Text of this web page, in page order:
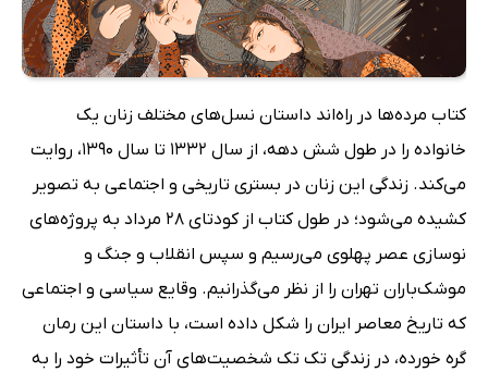
کتاب مرده‌ها در راه‌اند داستان نسل‌های مختلف زنان یک
خانواده را در طول شش دهه، از سال 1332 تا سال 1390، روایت
می‌کند. زندگی این زنان در بستری تاریخی و اجتماعی به تصویر
کشیده می‌شود؛ در طول کتاب از کودتای 28 مرداد به پروژه‌های
نوسازی عصر پهلوی می‌رسیم و سپس انقلاب و جنگ و
موشک‌باران تهران را از نظر می‌گذرانیم. وقایع سیاسی و اجتماعی
که تاریخ معاصر ایران را شکل داده است، با داستان این رمان
گره خورده، در زندگی تک تک شخصیت‌های آن تأثیرات خود را به